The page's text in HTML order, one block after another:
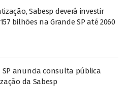
Sabesp deverá investir
bilhões na Grande SP até 2060
SP anuncia consulta pública
da Sabesp